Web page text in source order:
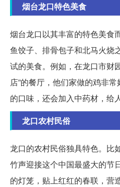
烟台龙口特色美食
烟台龙口以其丰富的特色美食
鱼饺子、排骨包子和北马火烧
试的美食。例如，在龙口市财
店”的餐厅，他们家做的鸡非
的口味，还会加入中药材，给
龙口农村民俗
龙口的农村民俗独具特色。比
竹声迎接这个中国最盛大的节
的灯笼，贴上红红的春联，营